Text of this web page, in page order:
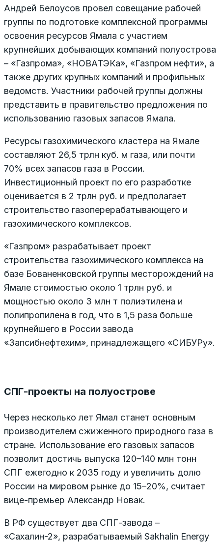
Андрей Бело­усов провел совещание рабочей
группы по подготовке комплексной программы
освоения ресурсов Ямала с участием
крупнейших добывающих компаний полуострова
– «Газпрома», «НОВА­ТЭКа», «Газпром нефти», а
также других крупных компаний и профильных
ведомств. Участники рабочей группы должны
представить в правительство предложения по
использованию газовых запасов Ямала.
Ресурсы газохимического кластера на Ямале
составляют 26,5 трлн куб. м газа, или почти
70% всех запасов газа в России.
Инвестиционный проект по его разработке
оценивается в 2 трлн руб. и предполагает
строительство газоперерабатывающего и
газохимического комплексов.
«Газпром» разрабатывает проект
строительства газохимического комплекса на
базе Бованенковской группы месторождений на
Ямале стоимостью около 1 трлн руб. и
мощностью около 3 млн т полиэтилена и
полипропилена в год, что в 1,5 раза больше
крупнейшего в России завода
«Запсибнефтехим», принадлежащего «СИБУРу».
СПГ-проекты на полуострове
Через несколько лет Ямал станет основным
производителем сжиженного природного газа в
стране. Использование его газовых запасов
позволит достичь выпуска 120–140 млн тонн
СПГ ежегодно к 2035 году и увеличить долю
России на мировом рынке до 15–20%, считает
вице-премьер Александр Новак.
В РФ существует два СПГ-завода –
«Сахалин-2», разрабатываемый Sakhalin Energy